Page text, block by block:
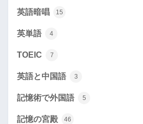
英語暗唱 15
英単語 4
TOEIC 7
英語と中国語 3
記憶術で外国語 5
記憶の宮殿 46